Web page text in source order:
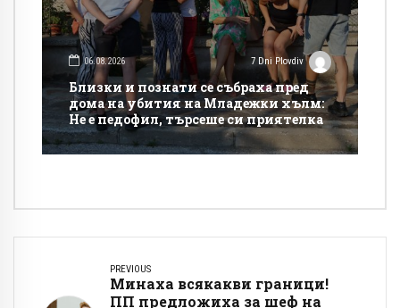
06.08.2026 7 Dni Plovdiv
Близки и познати се събраха пред
дома на убития на Младежки хълм:
Не е педофил, търсеше си приятелка
PREVIOUS
Минаха всякакви граници!
ПП предложиха за шеф на